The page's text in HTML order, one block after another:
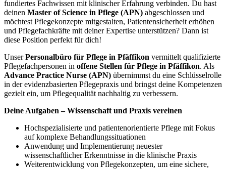
fundiertes Fachwissen mit klinischer Erfahrung verbinden. Du hast
deinen Master of Science in Pflege (APN) abgeschlossen und
möchtest Pflegekonzepte mitgestalten, Patientensicherheit erhöhen
und Pflegefachkräfte mit deiner Expertise unterstützen? Dann ist
diese Position perfekt für dich!
UnserPersonalbüro für Pflege in Pfäffikon vermittelt qualifizierte
Pflegefachpersonen in offene Stellen für Pflege in Pfäffikon. Als
Advance Practice Nurse (APN) übernimmst du eine Schlüsselrolle
in der evidenzbasierten Pflegepraxis und bringst deine Kompetenzen
gezielt ein, um Pflegequalität nachhaltig zu verbessern.
Deine Aufgaben – Wissenschaft und Praxis vereinen
Hochspezialisierte und patientenorientierte Pflege mit Fokus
auf komplexe Behandlungssituationen
Anwendung und Implementierung neuester
wissenschaftlicher Erkenntnisse in die klinische Praxis
Weiterentwicklung von Pflegekonzepten, um eine sichere,